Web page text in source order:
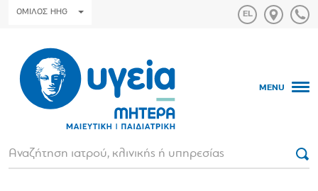
ΟΜΙΛΟΣ HHG
MENU